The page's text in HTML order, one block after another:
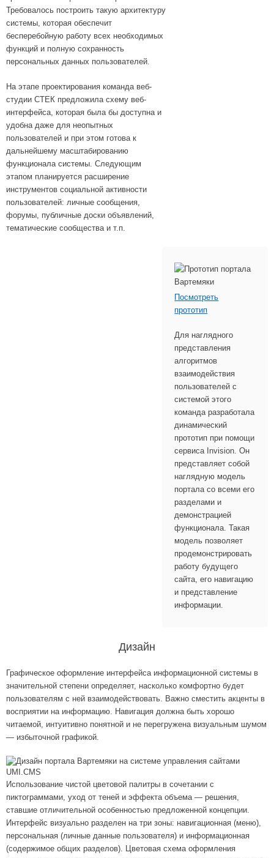
Требовалось построить такую архитектуру
системы, которая обеспечит
бесперебойную работу всех необходимых
функций и полную сохранность
персональных данных пользователей.
На этапе проектирования команда веб-
студии СТЕК предложила схему веб-
интерфейса, которая была бы доступна и
удобна даже для неопытных
пользователей и при этом готова к
дальнейшему масштабированию
функционала системы. Следующим
этапом планируется расширение
инструментов социальной активности
пользователей: личные сообщения,
форумы, публичные доски объявлений,
тематические сообщества и т.п.
Посмотреть
прототип
Для наглядного
представления
алгоритмов
взаимодействия
пользователей с
системой этого
команда разработала
динамический
прототип при помощи
сервиса Invision. Он
представляет собой
наглядную модель
портала со всеми его
разделами и
демонстрацией
функционала. Такая
модель позволяет
продемонстрировать
работу будущего
сайта, его навигацию
и представление
информации.
Дизайн
Графическое оформление интерфейса информационной системы в
значительной степени определяет, насколько комфортно будет
пользователям с ней взаимодействовать. Важно сместить акценты в
восприятии на информацию. Навигация должна быть хорошо
читаемой, интуитивно понятной и не перегружена визуальным шумом
— избыточной графикой.
Использование чистой цветовой палитры в сочетании с
пиктограммами, уход от теней и эффекта объема — решения,
ставшие отличительной особенностью предложенной концепции.
Интерфейс визуально разделен на три зоны: навигационная (меню),
персональная (личные данные пользователя) и информационная
(содержимое общих разделов). Цветовая схема оформления